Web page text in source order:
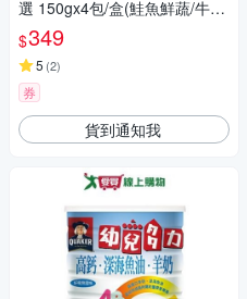
選 150gx4包/盒(鮭魚鮮蔬/牛肉
番茄/海陸饗宴)
$349
5 (2)
券
貨到通知我